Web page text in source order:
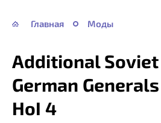
Главная Моды
Additional Soviet
German
HoI 4